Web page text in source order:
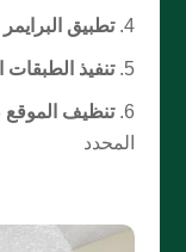
تطبيق البرايمر
تنفيذ الطبقات
تنظيف الموقع
المحدد